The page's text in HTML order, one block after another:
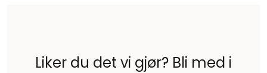
Liker du det vi gjør? Bli med i